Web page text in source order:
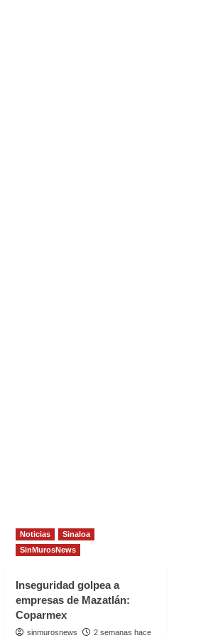
Noticias
Sinaloa
SinMurosNews
Inseguridad golpea a
empresas de Mazatlán:
Coparmex
sinmurosnews 2 semanas hace